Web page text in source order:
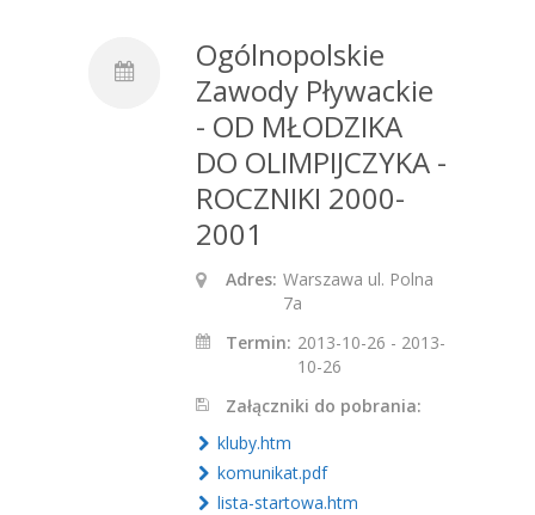
Ogólnopolskie
Zawody Pływackie
- OD MŁODZIKA
DO OLIMPIJCZYKA -
ROCZNIKI 2000-
2001
Adres: Warszawa ul. Polna
7a
Termin: 2013-10-26 - 2013-
10-26
Załączniki do pobrania:
kluby.htm
komunikat.pdf
lista-startowa.htm